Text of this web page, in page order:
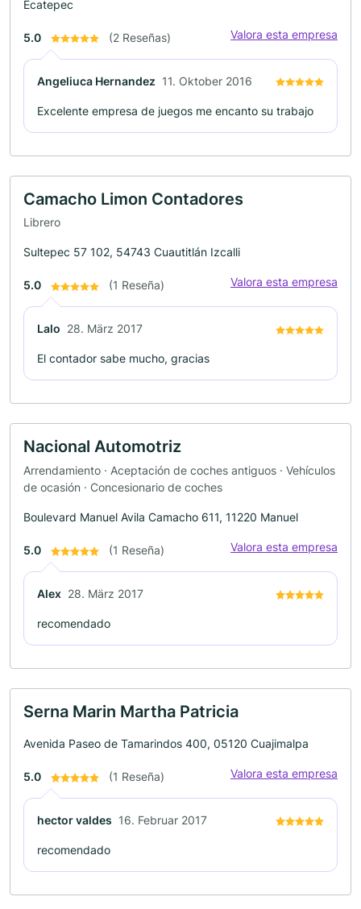
Ecatepec
5.0 (2 Reseñas) Valora esta empresa
Angeliuca Hernandez 11. Oktober 2016
Excelente empresa de juegos me encanto su trabajo
Camacho Limon Contadores
Librero
Sultepec 57 102, 54743 Cuautitlán Izcalli
5.0 (1 Reseña) Valora esta empresa
Lalo 28. März 2017
El contador sabe mucho, gracias
Nacional Automotriz
Arrendamiento · Aceptación de coches antiguos · Vehículos
de ocasión · Concesionario de coches
Boulevard Manuel Avila Camacho 611, 11220 Manuel
5.0 (1 Reseña) Valora esta empresa
Alex 28. März 2017
recomendado
Serna Marin Martha Patricia
Avenida Paseo de Tamarindos 400, 05120 Cuajimalpa
5.0 (1 Reseña) Valora esta empresa
hector valdes 16. Februar 2017
recomendado